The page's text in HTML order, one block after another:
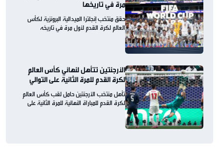
مرة في تاريخها
حقق منتخب إنجلترا الميدالية البرونزية لكأس
العالم لكرة القدم لأول مرة في تاريخه
الأرجنتين تتأهل لنهائي كأس العالم
لكرة القدم للمرة الثانية على التوالي
تأهل منتخب الأرجنتين حامل لقب كأس العالم
لكرة القدم للمباراة النهائية للمرة الثانية على